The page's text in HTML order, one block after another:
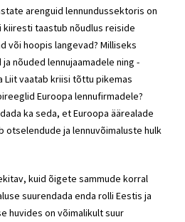
arenguid lennundussektoris on
kiiresti taastub nõudlus reiside
või hoopis langevad? Milliseks
nõuded lennujaamadele ning -
vaatab kriisi tõttu pikemas
Euroopa lennufirmadele?
ka seda, et Euroopa äärealade
otselendude ja lennuvõimaluste hulk
kuid õigete sammude korral
suurendada enda rolli Eestis ja
huvides on võimalikult suur